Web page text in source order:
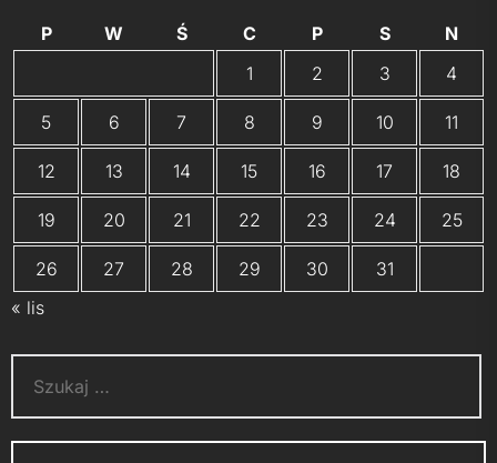
P W Ś C P S
N
1
2 3 4
5 6 7 8 9 10 11
12 13 14 15 16 17 18
19 20 21 22 23 24 25
26 27 28 29 30
31
« lis